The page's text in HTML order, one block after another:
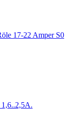
17-22 Amper S0